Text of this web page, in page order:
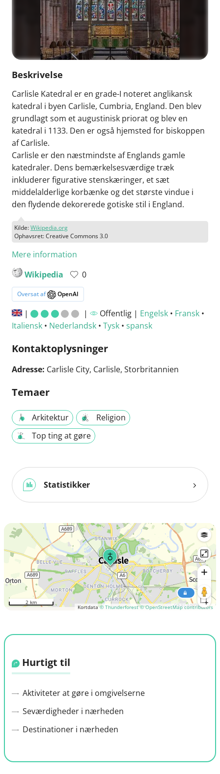
Beskrivelse
Carlisle Katedral er en grade-I noteret anglikansk
katedral i byen Carlisle, Cumbria, England. Den blev
grundlagt som et augustinisk priorat og blev en
katedral i 1133. Den er også hjemsted for biskoppen
af Carlisle.
Carlisle er den næstmindste af Englands gamle
katedraler. Dens bemærkelsesværdige træk
inkluderer figurative stenskæringer, et sæt
middelalderlige korbænke og det største vindue i
den flydende dekorerede gotiske stil i England.
Kilde:Wikipedia.org
Ophavsret: Creative Commons 3.0
Mere information
Wikipedia
0
Oversat af OpenAI
| | Offentlig | Engelsk• Fransk•
Italiensk • Nederlandsk • Tysk • spansk
Kontaktoplysninger
Adresse: Carlisle City, Carlisle, Storbritannien
Temaer
Arkitektur
Religion
Top ting at gøre
Statistikker
Kortdata© Thunderforest © OpenStreetMap contributors
2 km
Hurtigt til
Aktiviteter at gøre i omgivelserne
Seværdigheder i nærheden
Destinationer i nærheden